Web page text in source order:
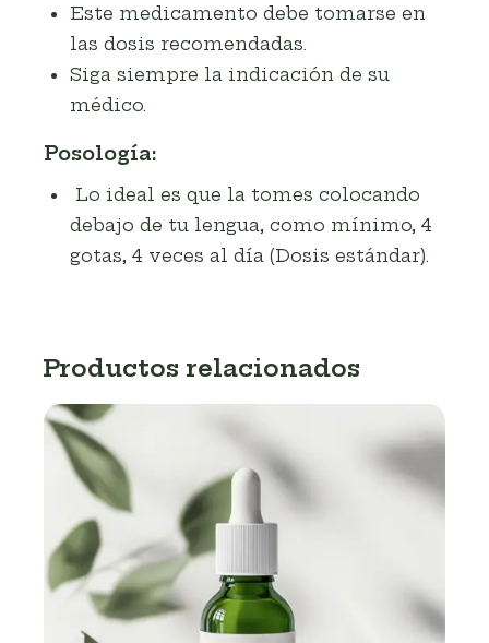
Este medicamento debe tomarse en
las dosis recomendadas.
Siga siempre la indicación de su
médico.
Posología:
Lo ideal es que la tomes colocando
debajo de tu lengua, como mínimo, 4
gotas, 4 veces al día (Dosis estándar).
Productos relacionados